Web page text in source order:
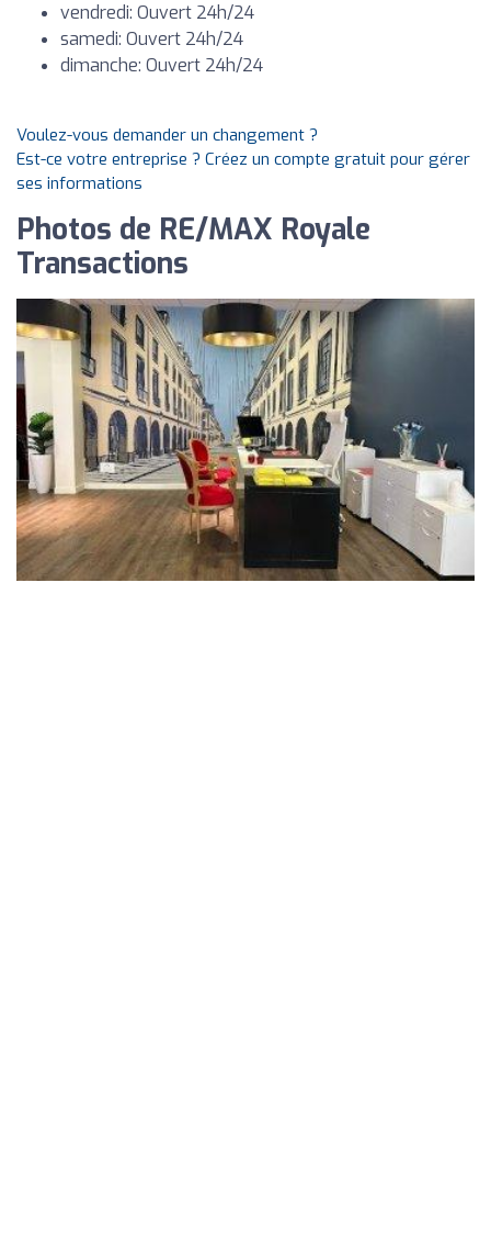
vendredi: Ouvert 24h/24
samedi: Ouvert 24h/24
dimanche: Ouvert 24h/24
Voulez-vous demander un changement ?
Est-ce votre entreprise ? Créez un compte gratuit pour gérer
ses informations
Photos de RE/MAX Royale
Transactions